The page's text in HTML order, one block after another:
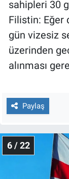
sahipleri 30
Filistin: Eğer
gün vizesiz
üzerinden
alınması
Paylaş
6 / 22